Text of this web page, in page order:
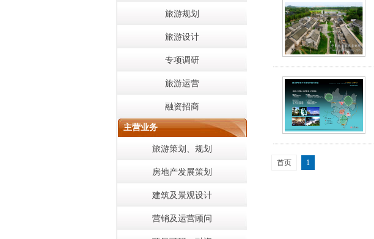
旅游规划
旅游设计
专项调研
旅游运营
融资招商
主营业务
旅游策划、规划
房地产发展策划
建筑及景观设计
营销及运营顾问
首页 1